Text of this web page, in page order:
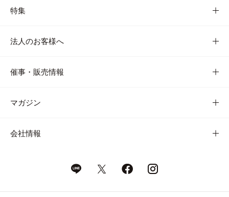
特集
法人のお客様へ
催事・販売情報
マガジン
会社情報